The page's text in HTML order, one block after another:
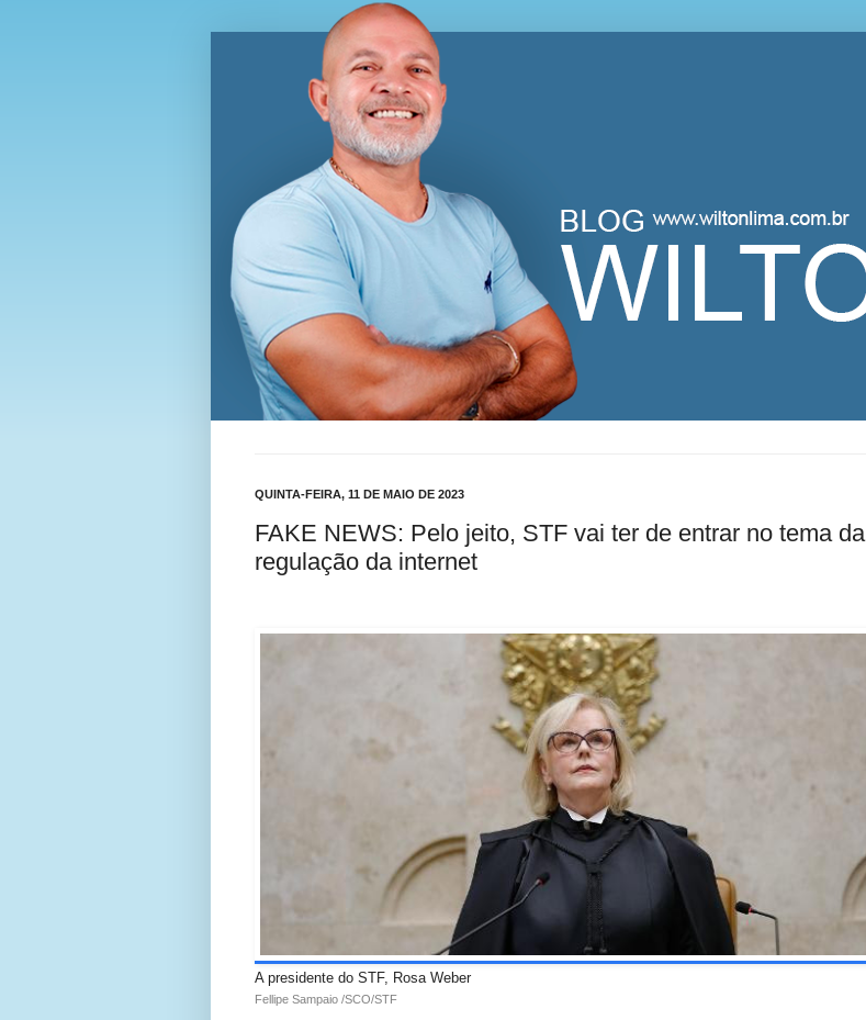
Blog Wilton Lima
QUINTA-FEIRA, 11 DE MAIO DE 2023
FAKE NEWS: Pelo jeito, STF vai ter de entrar no tema da
regulação da internet
A presidente do STF, Rosa Weber
Fellipe Sampaio /SCO/STF